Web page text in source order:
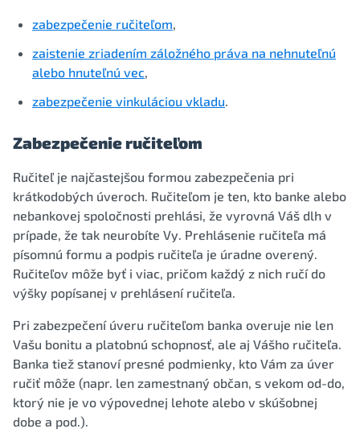
zabezpečenie ručiteľom,
zaistenie zriadením záložného práva na nehnuteľnú
alebo hnuteľnú vec,
zabezpečenie vinkuláciou vkladu.
Zabezpečenie ručiteľom
Ručiteľ je najčastejšou formou zabezpečenia pri
krátkodobých úveroch. Ručiteľom je ten, kto banke alebo
nebankovej spoločnosti prehlási, že vyrovná Váš dlh v
prípade, že tak neurobíte Vy. Prehlásenie ručiteľa má
písomnú formu a podpis ručiteľa je úradne overený.
Ručiteľov môže byť i viac, pričom každý z nich ručí do
výšky popísanej v prehlásení ručiteľa.
Pri zabezpečení úveru ručiteľom banka overuje nie len
Vašu bonitu a platobnú schopnosť, ale aj Vášho ručiteľa.
Banka tiež stanoví presné podmienky, kto Vám za úver
ručiť môže (napr. len zamestnaný občan, s vekom od-do,
ktorý nie je vo výpovednej lehote alebo v skúšobnej
dobe a pod.).